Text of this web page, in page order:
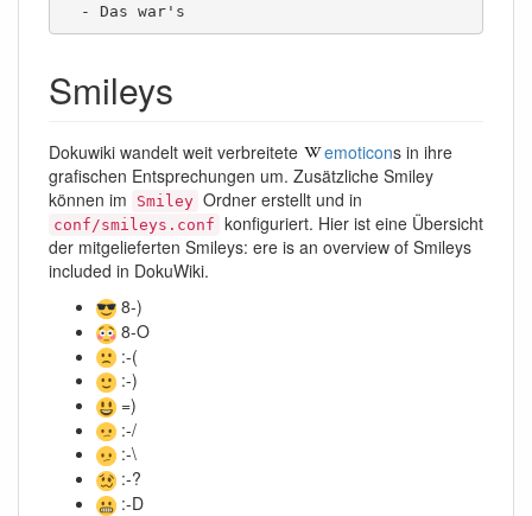
  - Das war's
Smileys
Dokuwiki wandelt weit verbreitete emoticons in ihre
grafischen Entsprechungen um. Zusätzliche Smiley
können im
Smiley Ordner erstellt und in
conf/smileys.conf konfiguriert. Hier ist eine Übersicht
der mitgelieferten Smileys: ere is an overview of Smileys
included in DokuWiki.
8-)
8-O
:-(
:-)
=)
:-/
:-\
:-?
:-D